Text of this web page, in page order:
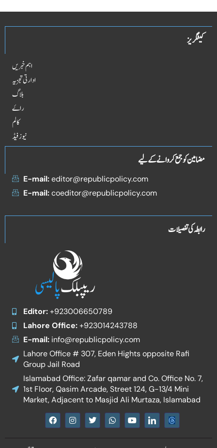
کیٹگریز
اہم خبریں
ادارتی تجزیہ
بلاگ
راۓ
کالم
نیوز فیڈ
مضامین کو جمع کروانے کے لیے
E-mail:editor@republicpolicy.com
E-mail:coeditor@republicpolicy.com
رابطہ کی تفصیلات
Editor:+923006650789
Lahore Office:+923014243788
E-mail:info@republicpolicy.com
Lahore Office # 307, Eden Hights opposite Rafi
Group Jail Road
Islamabad Office: Zafar qamar and Co. Office No. 7,
1st Floor, Qasim Arcade, Street 124, G-13/4 Mini
Market, Adjacent to Masjid Ali Murtaza, Islamabad
F
a
e
I
n
t
T
w
t
W
h
t
Y
o
t
I
c
n